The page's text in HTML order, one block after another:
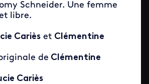
Schneider. Une femme
libre.
Cariès et Clémentine
de Clémentine
Cariès